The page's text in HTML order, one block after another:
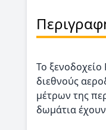
Το
διεθνούς
μέτρων της
δωμάτια